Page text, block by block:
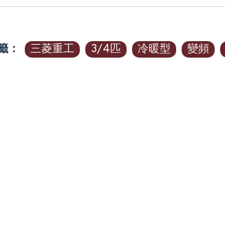
： 三菱重工 3/4匹 冷暖型 變頻